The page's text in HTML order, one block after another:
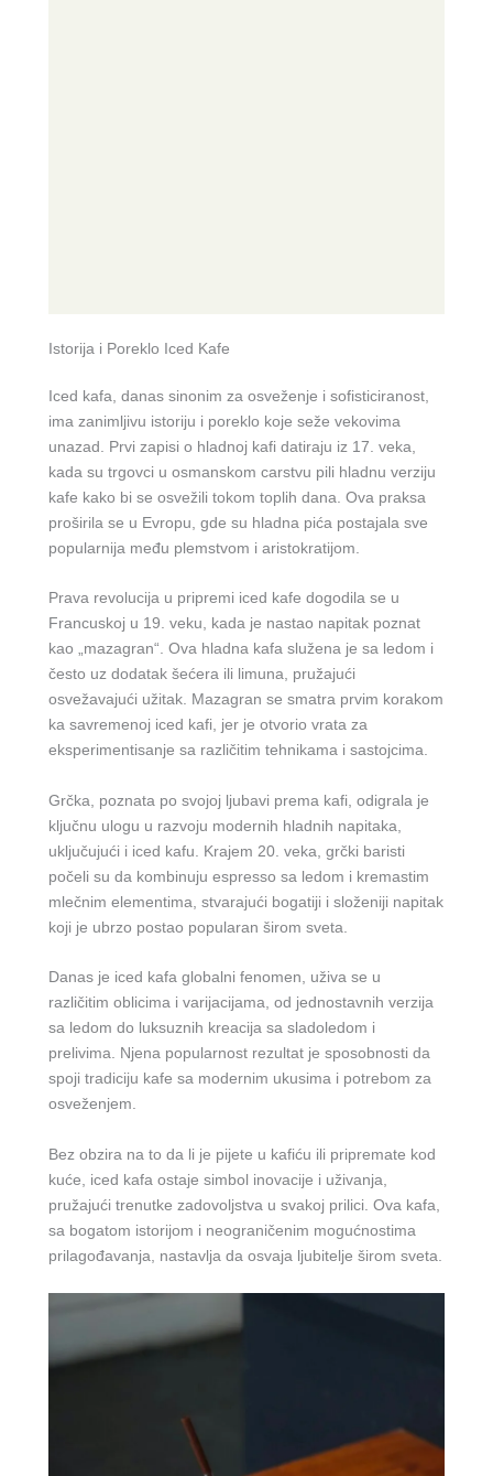
Istorija i Poreklo Iced Kafe
Iced kafa, danas sinonim za osveženje i sofisticiranost,
ima zanimljivu istoriju i poreklo koje seže vekovima
unazad. Prvi zapisi o hladnoj kafi datiraju iz 17. veka,
kada su trgovci u osmanskom carstvu pili hladnu verziju
kafe kako bi se osvežili tokom toplih dana. Ova praksa
proširila se u Evropu, gde su hladna pića postajala sve
popularnija među plemstvom i aristokratijom.
Prava revolucija u pripremi iced kafe dogodila se u
Francuskoj u 19. veku, kada je nastao napitak poznat
kao „mazagran“. Ova hladna kafa služena je sa ledom i
često uz dodatak šećera ili limuna, pružajući
osvežavajući užitak. Mazagran se smatra prvim korakom
ka savremenoj iced kafi, jer je otvorio vrata za
eksperimentisanje sa različitim tehnikama i sastojcima.
Grčka, poznata po svojoj ljubavi prema kafi, odigrala je
ključnu ulogu u razvoju modernih hladnih napitaka,
uključujući i iced kafu. Krajem 20. veka, grčki baristi
počeli su da kombinuju espresso sa ledom i kremastim
mlečnim elementima, stvarajući bogatiji i složeniji napitak
koji je ubrzo postao popularan širom sveta.
Danas je iced kafa globalni fenomen, uživa se u
različitim oblicima i varijacijama, od jednostavnih verzija
sa ledom do luksuznih kreacija sa sladoledom i
prelivima. Njena popularnost rezultat je sposobnosti da
spoji tradiciju kafe sa modernim ukusima i potrebom za
osveženjem.
Bez obzira na to da li je pijete u kafiću ili pripremate kod
kuće, iced kafa ostaje simbol inovacije i uživanja,
pružajući trenutke zadovoljstva u svakoj prilici. Ova kafa,
sa bogatom istorijom i neograničenim mogućnostima
prilagođavanja, nastavlja da osvaja ljubitelje širom sveta.